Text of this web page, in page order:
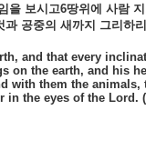
을 보시고6땅위에 사람
과 공중의 새까지 그리하
and that every
on the earth, and his
with them the animals,
the eyes of the Lord.